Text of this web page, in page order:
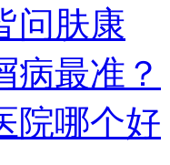
问肤康
病最准？
院哪个好